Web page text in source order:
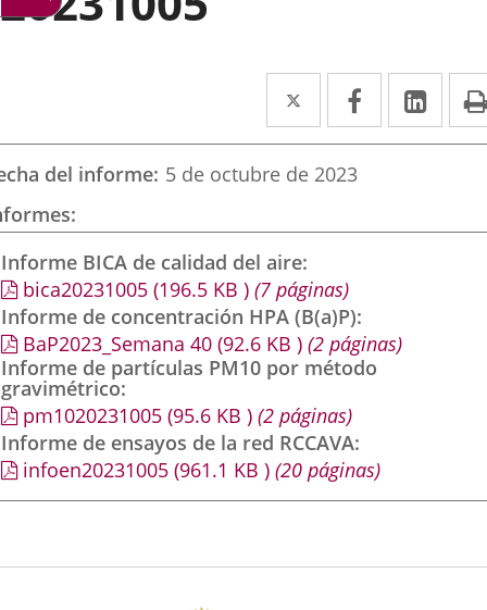
Twitter
Enlace
a
una
externa.
Facebook
Enlace
a
externa.
a
del informe 5 de octubre de 2023
Informe BICA de calidad del aire
bica20231005 (196.5 KB ) (7 páginas)
Informe de concentración HPA (B(a)P)
BaP2023_Semana 40 (92.6 KB ) (2 páginas)
Informe de partículas PM10 por método
gravimétrico
pm1020231005 (95.6 KB ) (2 páginas)
Informe de ensayos de la red RCCAVA
infoen20231005 (961.1 KB ) (20 páginas)